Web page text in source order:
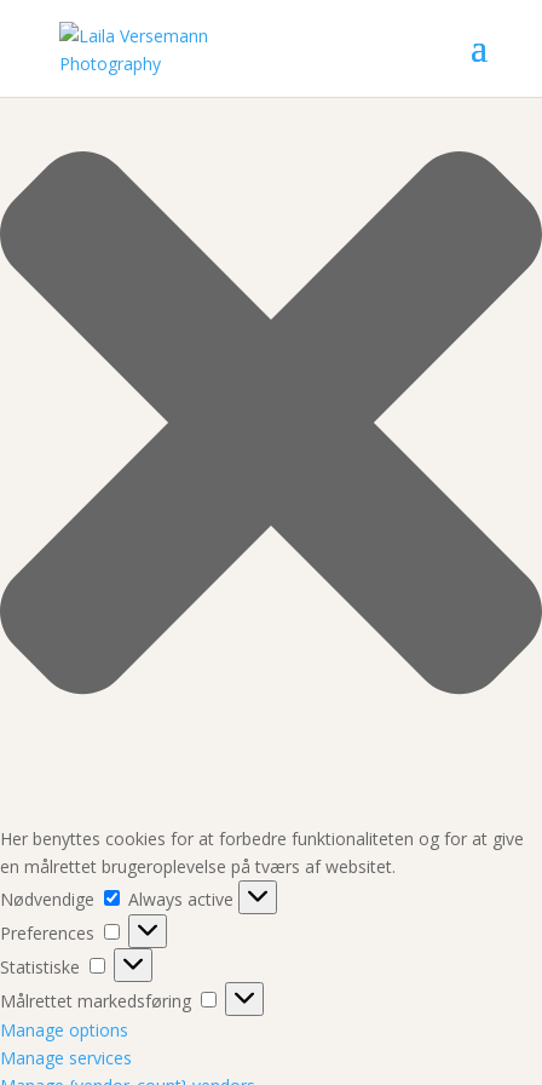
Her benyttes cookies for at forbedre funktionaliteten og for at give
en målrettet brugeroplevelse på tværs af websitet.
Nødvendige
Nødvendige
Always active
Preferences
Preferences
Statistiske
Statistiske
Målrettet markedsføring
Målrettet
markedsføring
Manage options
Manage services